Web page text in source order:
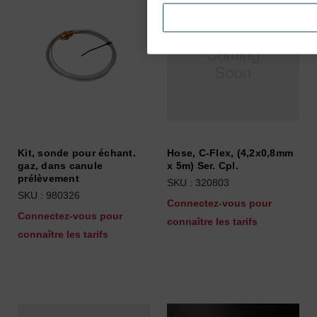
Kit, sonde pour échant.
gaz, dans canule
prélèvement
SKU : 980326
Connectez-vous pour
connaître les tarifs
Hose, C-Flex, (4,2x0,8mm
x 5m) Ser. Cpl.
SKU : 320803
Connectez-vous pour
connaître les tarifs